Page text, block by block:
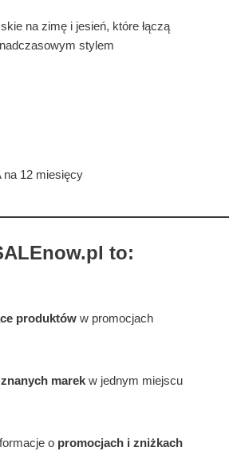
na zimę i jesień, które łączą
stylem
12 miesięcy
to:
produktów w promocjach
marek w jednym miejscu
o promocjach i zniżkach